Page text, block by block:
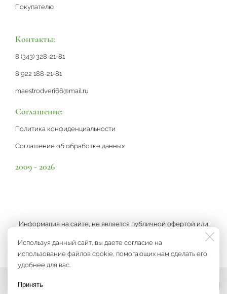
Используя данный сайт, вы даете согласие на
использование файлов cookie, помогающих нам сделать его
удобнее для вас.
Принять
Покупателю
Контакты:
8 (343) 328-21-81
8 922 188-21-81
maestrodveri66@mail.ru
Соглашение:
Политика конфиденциальности
Соглашение об обработке данных
2009 - 2026
Информация на сайте, не является публичной офертой или
рекламой, а носит информационный характер и может быть
изменена по усмотрению компании.